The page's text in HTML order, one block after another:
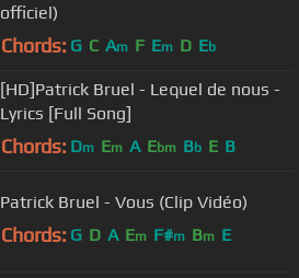
officiel)
Chords: G C Am F Em D Eb
[HD]Patrick Bruel - Lequel de nous -
Lyrics [Full Song]
Chords: Dm Em A Ebm Bb E B
Patrick Bruel - Vous (Clip Vidéo)
Chords: G D A Em F#m Bm E